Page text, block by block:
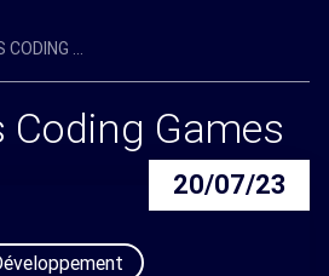
CODING ...
Coding Games
20/07/23